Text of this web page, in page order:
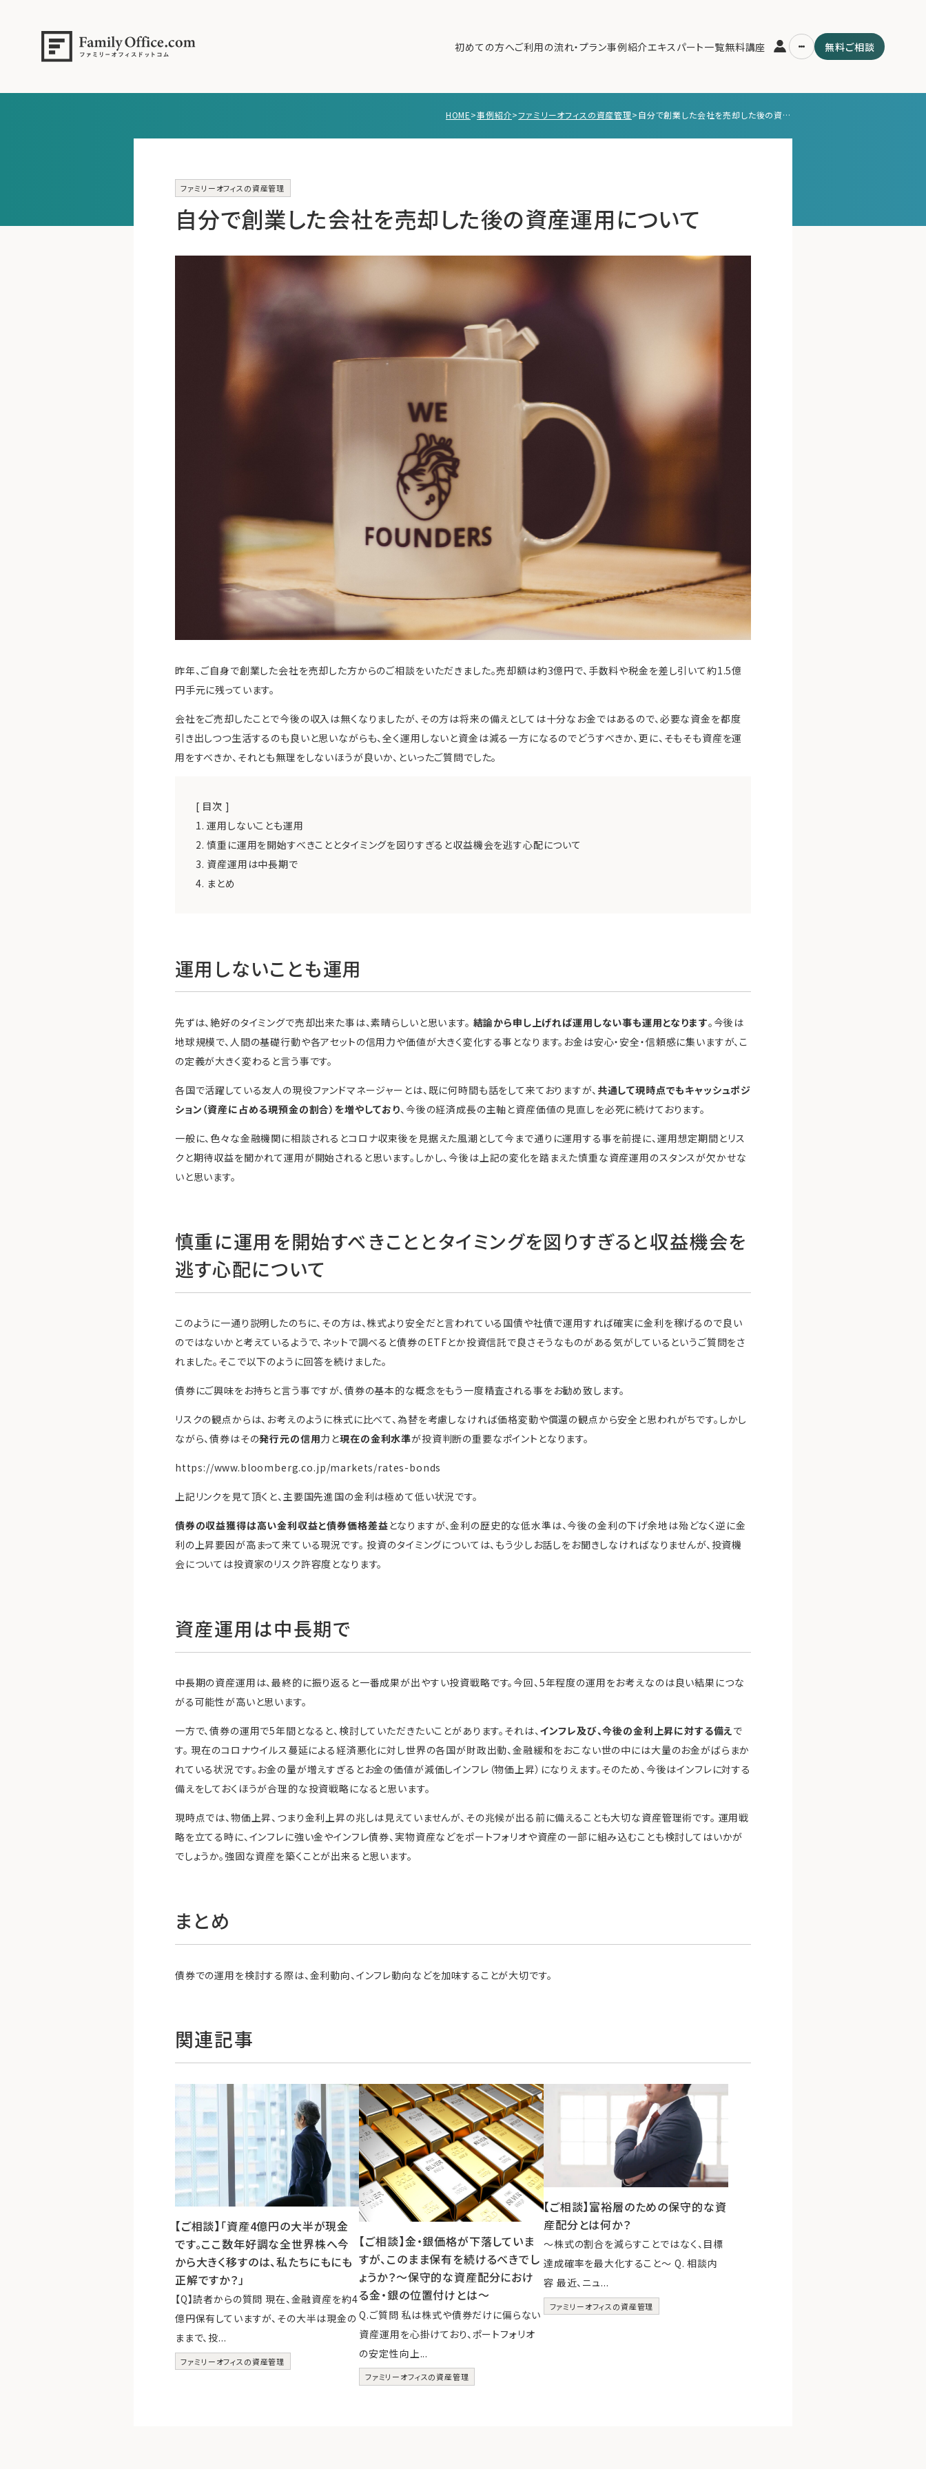
初めての方へご利用の流れ・プラン事例紹介エキスパート一覧無料講座 無料ご相談
無料ご相談 ログイン
HOME>事例紹介>ファミリーオフィスの資産管理> 自分で創業した会社を売却した後の資産運用について
ファミリーオフィスの資産管理
自分で創業した会社を売却した後の資産運用について
昨年、ご自身で創業した会社を売却した方からのご相談をいただきました。売却額は約3億円で、手数料や税金を差し引いて約1.5億
円手元に残っています。
会社をご売却したことで今後の収入は無くなりましたが、その方は将来の備えとしては十分なお金ではあるので、必要な資金を都度
引き出しつつ生活するのも良いと思いながらも、全く運用しないと資金は減る一方になるのでどうすべきか、更に、そもそも資産を運
用をすべきか、それとも無理をしないほうが良いか、といったご質問でした。
[ 目次 ]
1. 運用しないことも運用
2. 慎重に運用を開始すべきこととタイミングを図りすぎると収益機会を逃す心配について
3. 資産運用は中長期で
4. まとめ
運用しないことも運用
先ずは、絶好のタイミングで売却出来た事は、素晴らしいと思います。 結論から申し上げれば運用しない事も運用となります。今後は
地球規模で、人間の基礎行動や各アセットの信用力や価値が大きく変化する事となります。お金は安心・安全・信頼感に集いますが、こ
の定義が大きく変わると言う事です。
各国で活躍している友人の現役ファンドマネージャーとは、既に何時間も話をして来ておりますが、 共通して現時点でもキャッシュポジ
ション（資産に占める現預金の割合）を増やしており、今後の経済成長の主軸と資産価値の見直しを必死に続けております。
一般に、色々な金融機関に相談されるとコロナ収束後を見据えた風潮として今まで通りに運用する事を前提に、運用想定期間とリス
クと期待収益を聞かれて運用が開始されると思います。しかし、今後は上記の変化を踏まえた慎重な資産運用のスタンスが欠かせな
いと思います。
慎重に運用を開始すべきこととタイミングを図りすぎると収益機会を
逃す心配について
このように一通り説明したのちに、その方は、株式より安全だと言われている国債や社債で運用すれば確実に金利を稼げるので良い
のではないかと考えているようで、ネットで調べると債券のETFとか投資信託で良さそうなものがある気がしているというご質問をさ
れました。そこで以下のように回答を続けました。
債券にご興味をお持ちと言う事ですが、債券の基本的な概念をもう一度精査される事をお勧め致します。
リスクの観点からは、お考えのように株式に比べて、為替を考慮しなければ価格変動や償還の観点から安全と思われがちです。しかし
ながら、債券はその発行元の信用力と現在の金利水準が投資判断の重要なポイントとなります。
https://www.bloomberg.co.jp/markets/rates-bonds
上記リンクを見て頂くと、主要国先進国の金利は極めて低い状況です。
債券の収益獲得は高い金利収益と債券価格差益となりますが、金利の歴史的な低水準は、今後の金利の下げ余地は殆どなく逆に金
利の上昇要因が高まって来ている現況です。 投資のタイミングについては、もう少しお話しをお聞きしなければなりませんが、投資機
会については投資家のリスク許容度となります。
資産運用は中長期で
中長期の資産運用は、最終的に振り返ると一番成果が出やすい投資戦略です。今回、5年程度の運用をお考えなのは良い結果につな
がる可能性が高いと思います。
一方で、債券の運用で5年間となると、検討していただきたいことがあります。それは、インフレ及び、今後の金利上昇に対する備えで
す。 現在のコロナウイルス蔓延による経済悪化に対し世界の各国が財政出動、金融緩和をおこない世の中には大量のお金がばらまか
れている状況です。お金の量が増えすぎるとお金の価値が減価しインフレ（物価上昇）になりえます。そのため、今後はインフレに対する
備えをしておくほうが合理的な投資戦略になると思います。
現時点では、物価上昇、つまり金利上昇の兆しは見えていませんが、その兆候が出る前に備えることも大切な資産管理術です。 運用戦
略を立てる時に、インフレに強い金やインフレ債券、実物資産などをポートフォリオや資産の一部に組み込むことも検討してはいかが
でしょうか。強固な資産を築くことが出来ると思います。
まとめ
債券での運用を検討する際は、金利動向、インフレ動向などを加味することが大切です。
関連記事
【ご相談】「資産4億円の大半が現金
です。ここ数年好調な全世界株へ今
から大きく移すのは、私たちにもにも
正解ですか？」
【Q】読者からの質問 現在、金融資産を約4
億円保有していますが、その大半は現金の
ままで、投...
ファミリーオフィスの資産管理
【ご相談】金・銀価格が下落していま
すが、このまま保有を続けるべきでし
ょうか？～保守的な資産配分におけ
る金・銀の位置付けとは～
Q.ご質問 私は株式や債券だけに偏らない
資産運用を心掛けており、ポートフォリオ
の安定性向上...
ファミリーオフィスの資産管理
【ご相談】富裕層のための保守的な資
産配分とは何か？
～株式の割合を減らすことではなく、目標
達成確率を最大化すること～ Q. 相談内
容 最近、ニュ...
ファミリーオフィスの資産管理